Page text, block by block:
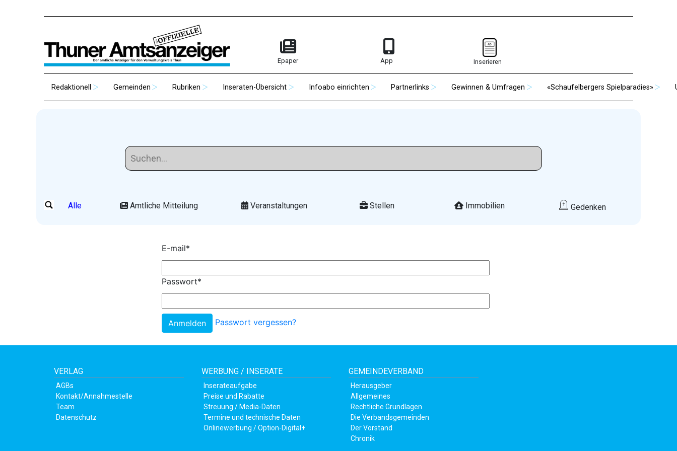
Epaper App Inserieren
Redaktionell Gemeinden Rubriken Inseraten-Übersicht Infoabo einrichten Partnerlinks Gewinnen & Umfragen «Schaufelbergers Spielparadies»
Alle Amtliche Mitteilung Veranstaltungen Stellen Immobilien Gedenken
E-mail*
Passwort*
Passwort vergessen?
VERLAG
AGBs
Kontakt/Annahmestelle
Team
Datenschutz
WERBUNG / INSERATE
Inserateaufgabe
Preise und Rabatte
Streuung / Media-Daten
Termine und technische Daten
Onlinewerbung / Option-Digital+
GEMEINDEVERBAND
Herausgeber
Allgemeines
Rechtliche Grundlagen
Die Verbandsgemeinden
Der Vorstand
Chronik